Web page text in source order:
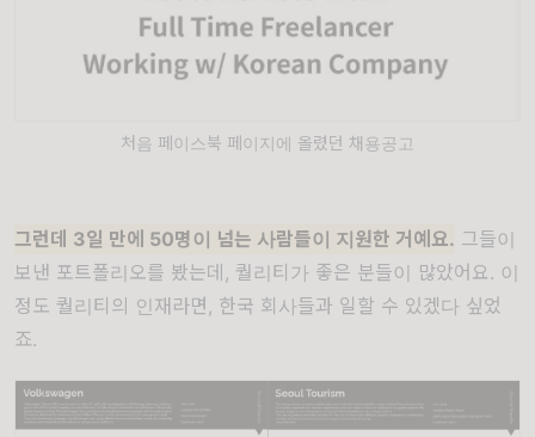
처음 페이스북 페이지에 올렸던 채용공고
그런데 3일 만에 50명이 넘는 사람들이 지원한 거예요. 그들이
보낸 포트폴리오를 봤는데, 퀄리티가 좋은 분들이 많았어요. 이
정도 퀄리티의 인재라면, 한국 회사들과 일할 수 있겠다 싶었
죠.